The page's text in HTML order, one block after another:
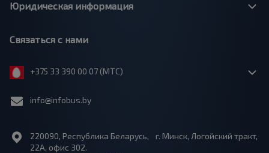
Юридическая информация
Связаться с нами
+375 33 390 00 07 (МТС)
info@infobus.by
220090, Республика Беларусь, г. Минск, Логойский тракт,
22А, офис 302.